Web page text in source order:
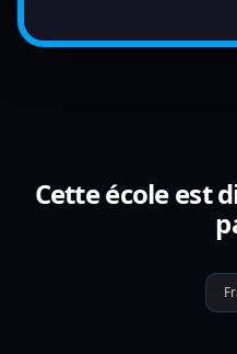
Cette école est